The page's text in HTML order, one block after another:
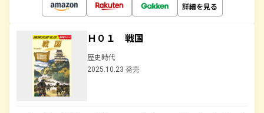
詳細を見る
Ｈ０１ 戦国
歴史時代
2025.10.23 発売